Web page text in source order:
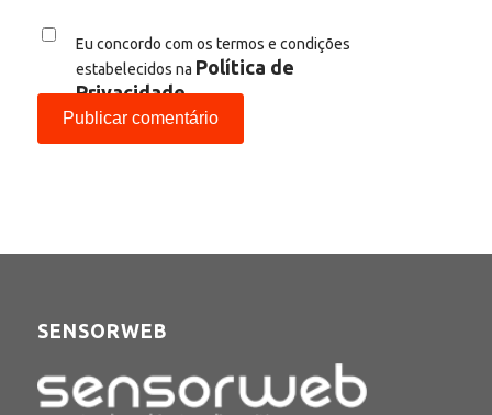
Eu concordo com os termos e condições
estabelecidos na Política de
Privacidade
SENSORWEB